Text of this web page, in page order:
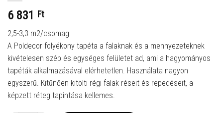
6 831 Ft
2,5-3,3 m2/csomag
A Poldecor folyékony tapéta a falaknak és a mennyezeteknek
kivételesen szép és egységes felületet ad, ami a hagyományos
tapéták alkalmazásával elérhetetlen. Használata nagyon
egyszerű. Kitűnően kitölti régi falak réseit és repedéseit, a
képzett réteg tapintása kellemes.